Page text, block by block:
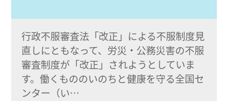
行政不服審査法「改正」による不服制度見
直しにともなって、労災・公務災害の不服
審査制度が「改正」されようとしていま
す。働くもののいのちと健康を守る全国セ
ンター（い…